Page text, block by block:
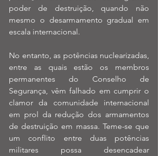
poder de destruição, quando não
mesmo o desarmamento gradual em
escala internacional.
No entanto, as potências nuclearizadas,
entre as quais estão os membros
permanentes do Conselho de
Segurança, vêm falhado em cumprir o
clamor da comunidade internacional
em prol da redução dos armamentos
de destruição em massa. Teme-se que
um conflito entre duas potências
militares possa desencadear